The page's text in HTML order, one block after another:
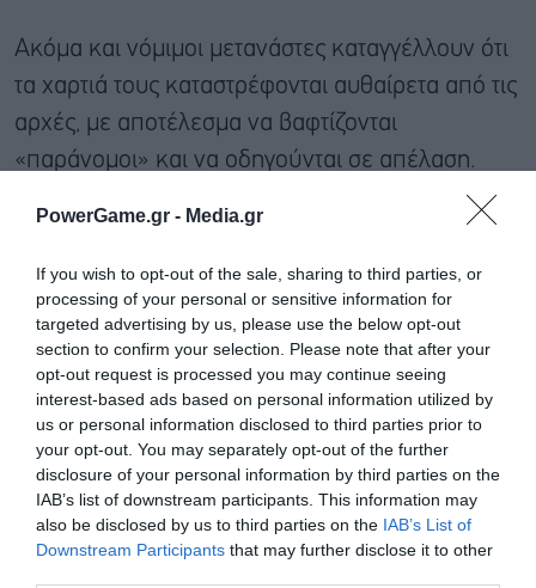
PowerGame.gr - Media.gr
If you wish to opt-out of the sale, sharing to third parties, or
processing of your personal or sensitive information for
targeted advertising by us, please use the below opt-out
section to confirm your selection. Please note that after your
opt-out request is processed you may continue seeing
interest-based ads based on personal information utilized by
us or personal information disclosed to third parties prior to
your opt-out. You may separately opt-out of the further
disclosure of your personal information by third parties on the
IAB’s list of downstream participants. This information may
also be disclosed by us to third parties on the IAB’s List of
Downstream Participants that may further disclose it to other
Ακόμα και νόμιμοι μετανάστες καταγγέλλουν ότι
τα χαρτιά τους καταστρέφονται αυθαίρετα από τις
αρχές, με αποτέλεσμα να βαφτίζονται
«παράνομοι» και να οδηγούνται σε απέλαση.
Η διεθνής κοινότητα καλείται να αντιδράσει
βρίσκονται παγιδευμένοι μεταξύ διώξεων και
αβεβαιότητας, κάθε καθυστέρηση μπορεί να
αποδειχθεί μοιραία.
Εγγραφή στο